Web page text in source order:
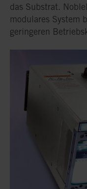
das Substrat.
modulares System
geringeren